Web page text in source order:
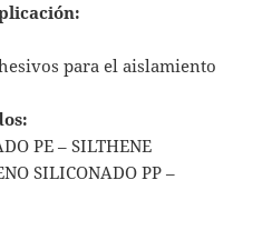
para el aislamiento
PE – SILTHENE
SILICONADO PP –